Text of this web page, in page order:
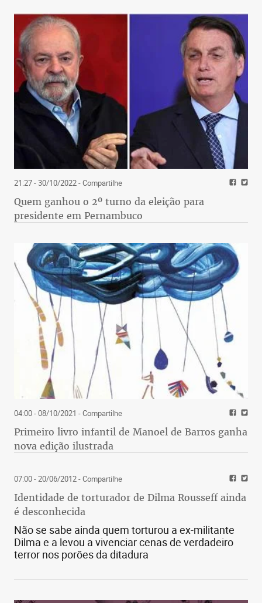
21:27 - 30/10/2022- Compartilhe
Quem ganhou o 2º turno da eleição para
presidente em Pernambuco
04:00 - 08/10/2021 - Compartilhe
Primeiro livro infantil de Manoel de Barros ganha
nova edição ilustrada
07:00 - 20/06/2012- Compartilhe
Identidade de torturador de Dilma Rousseff ainda
é desconhecida
Não se sabe ainda quem torturou a ex-militante
Dilma e a levou a vivenciar cenas de verdadeiro
terror nos porões da ditadura